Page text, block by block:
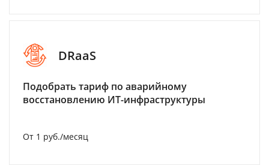
DRaaS
Подобрать тариф по аварийному
восстановлению ИТ-инфраструктуры
От 1 руб./месяц